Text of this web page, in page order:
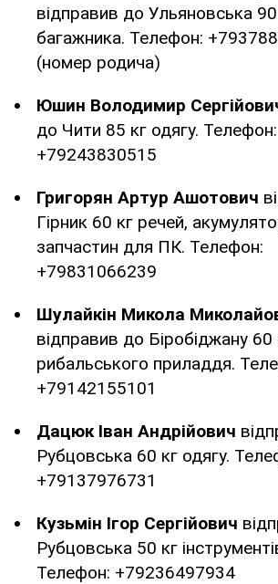
відправив до Ульяновська
багажника. Телефон:
(номер родича)
Юшин Володимир
до Чити 85 кг одягу. Телефон:
+79243830515
Григорян Артур Ашотович
Гірник 60 кг речей,
запчастин для ПК. Телефон:
+79831066239
Шулайкін Микола
відправив до Біробіджану 60
рибальського приладдя.
+79142155101
Дацюк Іван Андрійович
Рубцовська 60 кг одягу.
+79137976731
Кузьмін Ігор Сергійович
Рубцовська 50 кг
Телефон: +79236497934